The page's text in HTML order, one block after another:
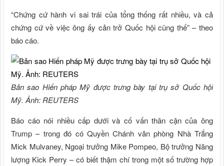
“Chứng cứ hành vi sai trái của tổng thống rất nhiều, và cả
chứng cứ về việc ông ấy cản trở Quốc hội cũng thế” – theo
báo cáo.
Bản sao Hiến pháp Mỹ được trưng bày tại trụ sở Quốc hội
Mỹ. Ảnh: REUTERS
Báo cáo nói nhiều cấp dưới và cố vấn thân cận của ông
Trump – trong đó có Quyền Chánh văn phòng Nhà Trắng
Mick Mulvaney, Ngoại trưởng Mike Pompeo, Bộ trưởng Năng
lượng Kick Perry – có biết thậm chí trong một số trường hợp